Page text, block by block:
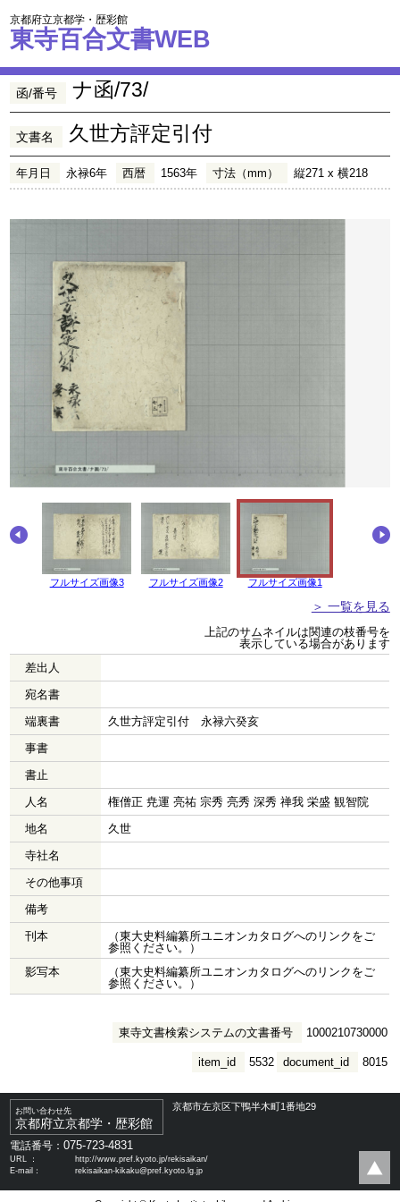
京都府立京都学・歴彩館
東寺百合文書WEB
函/番号 ナ函/73/
文書名 久世方評定引付
年月日 永禄6年 西暦 1563年 寸法（mm） 縦271 x 横218
フルサイズ画像3 フルサイズ画像2 フルサイズ画像1
＞ 一覧を見る
上記のサムネイルは関連の枝番号を
表示している場合があります
差出人
宛名書
端裏書
久世方評定引付 永禄六癸亥
事書
書止
人名
権僧正 尭運 亮祐 宗秀 亮秀 深秀 禅我 栄盛 観智院
地名
久世
寺社名
その他事項
備考
刊本
（東大史料編纂所ユニオンカタログへのリンクをご
参照ください。）
影写本
（東大史料編纂所ユニオンカタログへのリンクをご
参照ください。）
東寺文書検索システムの文書番号 1000210730000
document_id 8015
item_id 5532
お問い合わせ先
京都府立京都学・歴彩館
京都市左京区下鴨半木町1番地29
電話番号：075-723-4831
URL ：
http://www.pref.kyoto.jp/rekisaikan/
E-mail：
rekisaikan-kikaku@pref.kyoto.lg.jp